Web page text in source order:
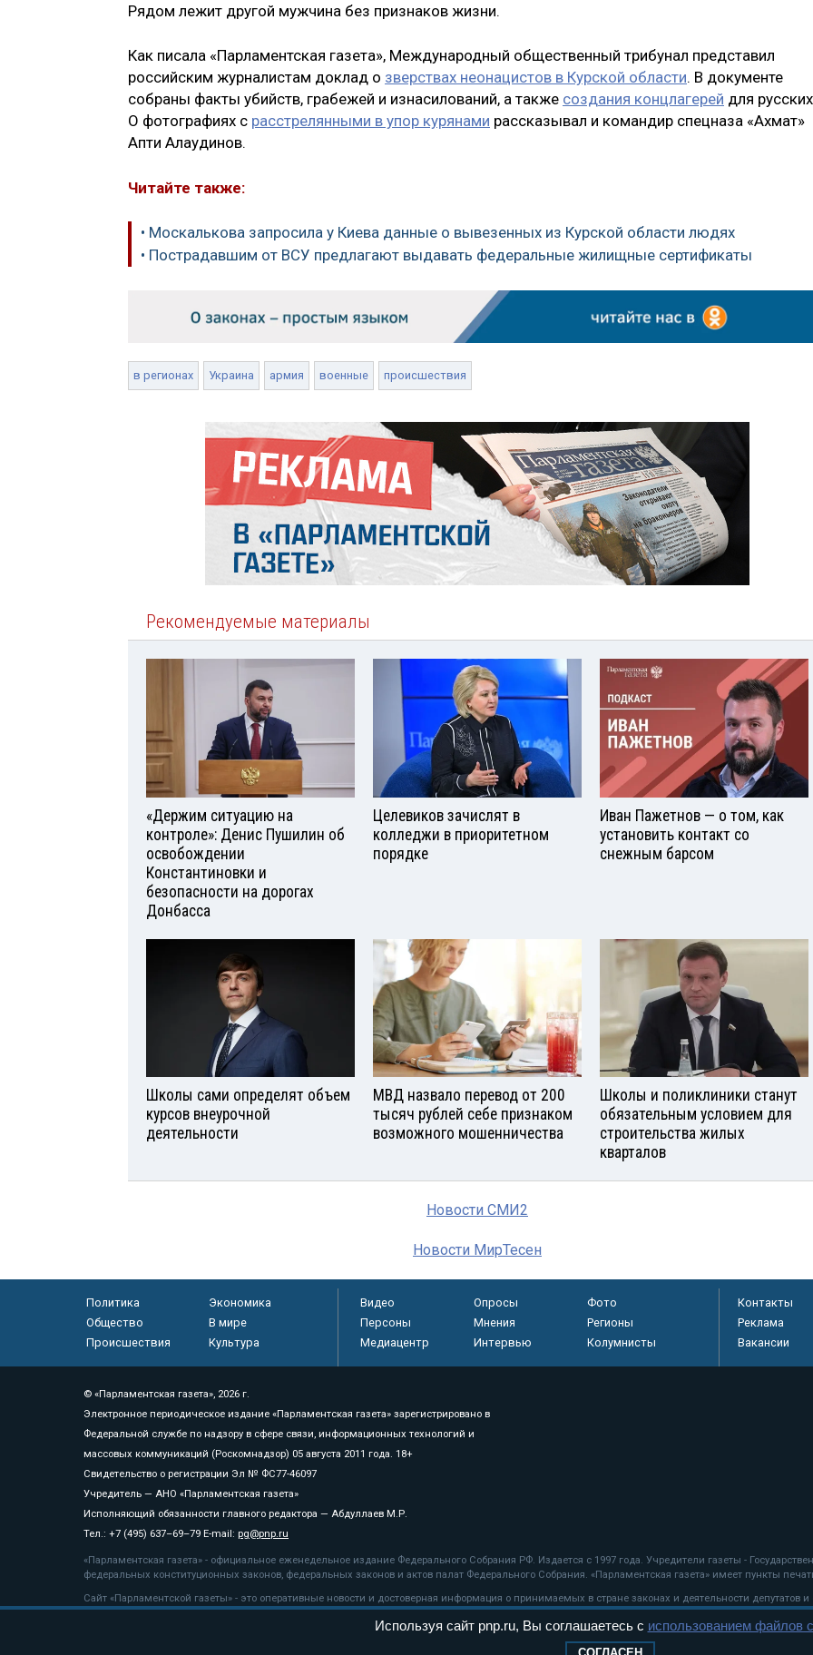
Рядом лежит другой мужчина без признаков жизни.
Как писала «Парламентская газета», Международный общественный трибунал представил
российским журналистам доклад о зверствах неонацистов в Курской области. В документе
собраны факты убийств, грабежей и изнасилований, а также создания концлагерей для
О фотографиях с расстрелянными в упор курянами рассказывал и командир спецназа «Ахмат»
Апти Алаудинов.
Читайте также:
• Москалькова запросила у Киева данные о вывезенных из Курской области людях
• Пострадавшим от ВСУ предлагают выдавать федеральные жилищные сертификаты
в регионах Украина армия военные происшествия
Рекомендуемые материалы
«Держим ситуацию на
контроле»: Денис Пушилин об
освобождении
Константиновки и
безопасности на дорогах
Донбасса
Целевиков зачислят в
колледжи в приоритетном
порядке
Иван Пажетнов — о том, как
установить контакт со
снежным барсом
Школы сами определят объем
курсов внеурочной
деятельности
МВД назвало перевод от 200
тысяч рублей себе признаком
возможного мошенничества
Школы и поликлиники станут
обязательным условием для
строительства жилых
кварталов
Новости СМИ2
Новости МирТесен
Политика
Экономика
Общество
В мире
Происшествия
Культура
Видео Опросы
Фото
Персоны
Мнения
Регионы
Медиацентр
Интервью Колумнисты
Контакты
Реклама
Вакансии
© «Парламентская газета», 2026 г.
Электронное периодическое издание «Парламентская газета» зарегистрировано в
Федеральной службе по надзору в сфере связи, информационных технологий и
массовых коммуникаций (Роскомнадзор) 05 августа 2011 года. 18+
Свидетельство о регистрации Эл № ФС77-46097
Учредитель — АНО «Парламентская газета»
Исполняющий обязанности главного редактора — Абдуллаев М.Р.
Тел.: +7 (495) 637–69–79 E-mail: pg@pnp.ru
«Парламентская газета» - официальное еженедельное издание Федерального Собрания РФ. Издается с 1997 года. Учредители газеты -
федеральных конституционных законов, федеральных законов и актов палат Федерального Собрания. «Парламентская газета» имеет пункты
Сайт «Парламентской газеты» - это оперативные новости и достоверная информация о принимаемых в стране законах и деятельности депутатов
«Парламентской газеты» активная ссылка на pnp.ru обязательна.
рекомендательные технологии
Используя сайт pnp.ru, Вы соглашаетесь с использованием файлов